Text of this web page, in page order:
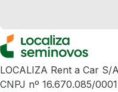
LOCALIZA Rent a Car S/A
CNPJ nº 16.670.085/